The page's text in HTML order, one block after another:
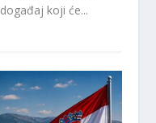
koji će...